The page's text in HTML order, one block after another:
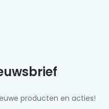
producten en acties!